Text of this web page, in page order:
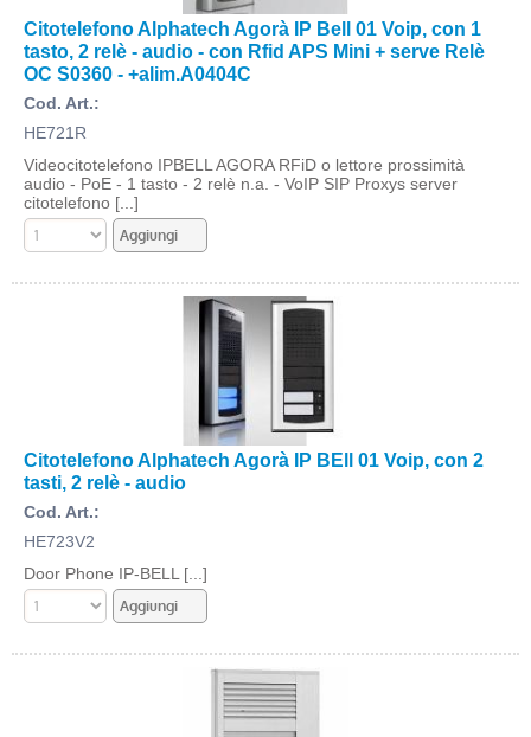
Citotelefono Alphatech Agorà IP Bell 01 Voip, con 1
tasto, 2 relè - audio - con Rfid APS Mini + serve Relè
OC S0360 - +alim.A0404C
Cod. Art.:
HE721R
Videocitotelefono IPBELL AGORA RFiD o lettore prossimità
audio - PoE - 1 tasto - 2 relè n.a. - VoIP SIP Proxys server
citotelefono [...]
Citotelefono Alphatech Agorà IP BEll 01 Voip, con 2
tasti, 2 relè - audio
Cod. Art.:
HE723V2
Door Phone IP-BELL [...]